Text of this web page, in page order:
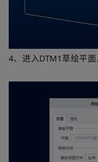
4、进入DTM1草绘平